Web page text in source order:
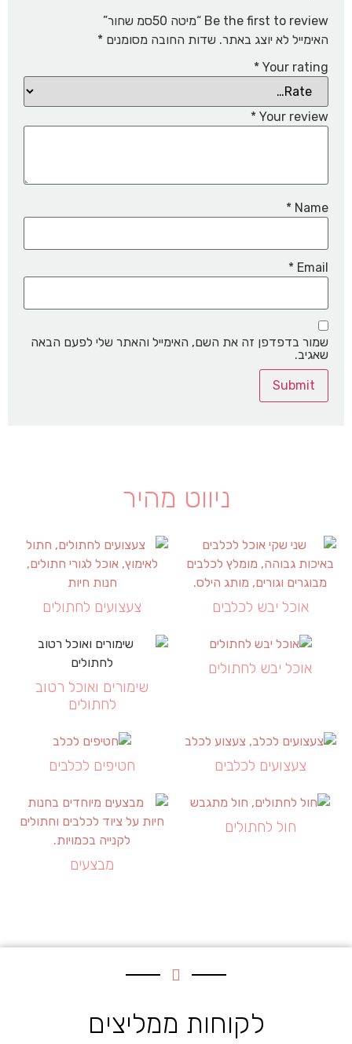
Be the first to review “מיטה 50סמ שחור”
האימייל לא יוצג באתר. שדות החובה מסומנים *
Your rating
*
Your review
*
Name
*
Email
*
שמור בדפדפן זה את השם, האימייל והאתר שלי לפעם הבאה
שאגיב.
ניווט מהיר
אוכל יבש לכלבים צעצועים לחתולים
אוכל יבש לחתולים
שימורים ואוכל רטוב
לחתולים
צעצועים לכלבים חטיפים לכלבים
חול לחתולים
מבצעים
לקוחות ממליצים